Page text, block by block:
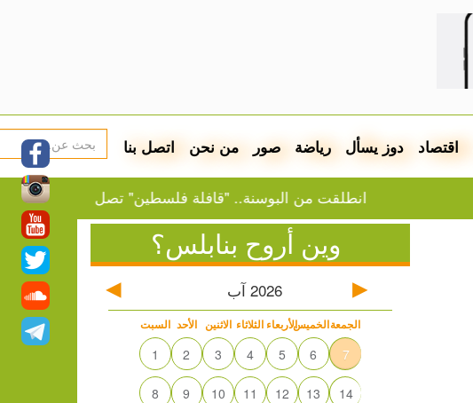
اقتصاد دوز يسأل رياضة صور من نحن اتصل بنا
انطلقت من البوسنة.. "قافلة فلسطين" تصل غازي عنتاب
وين أروح بنابلس؟
2026 آب
السبت الأحد الاثنين الثلاثاء الأربعاءالخميسالجمعة
1 2 3 4 5 6 7
8 9 10 11 12 13 14